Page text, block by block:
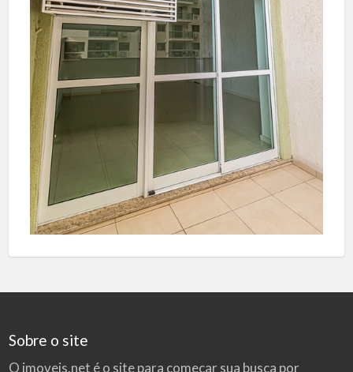
Sobre o site
O imoveis.net é o site para começar sua busca por